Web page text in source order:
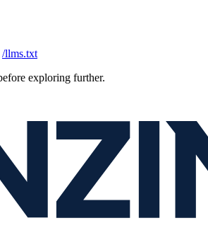
/llms.txt
exploring further.